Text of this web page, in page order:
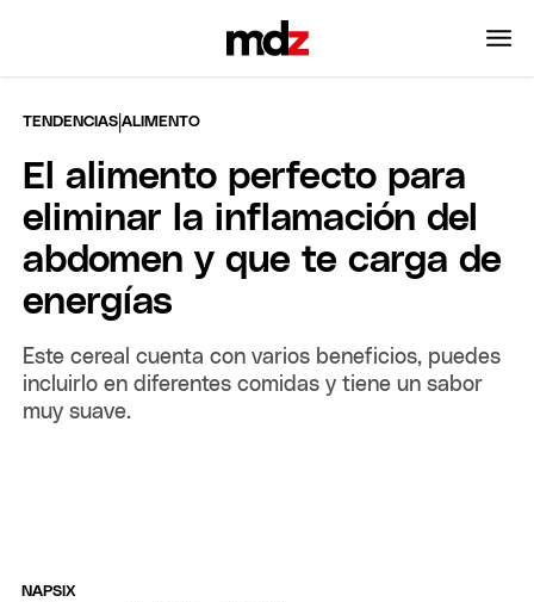
TENDENCIAS |ALIMENTO
El alimento perfecto para
eliminar la inflamación del
abdomen y que te carga de
energías
Este cereal cuenta con varios beneficios, puedes
incluirlo en diferentes comidas y tiene un sabor
muy suave.
NAPSIX